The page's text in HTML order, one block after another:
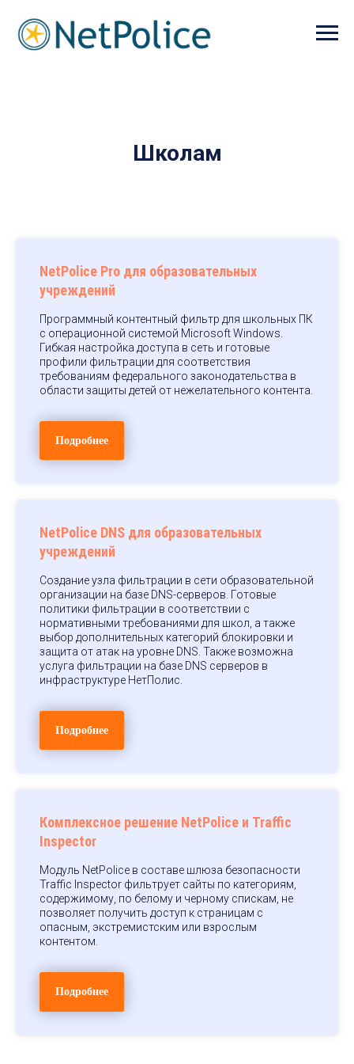
Школам
NetPolice Pro для образовательных
учреждений
Программный контентный фильтр для школьных ПК
с операционной системой Microsoft Windows.
Гибкая настройка доступа в сеть и готовые
профили фильтрации для соответствия
требованиям федерального законодательства в
области защиты детей от нежелательного контента.
Подробнее
NetPolice DNS для образовательных
учреждений
Создание узла фильтрации в сети образовательной
организации на базе DNS-серверов. Готовые
политики фильтрации в соответствии с
нормативными требованиями для школ, а также
выбор дополнительных категорий блокировки и
защита от атак на уровне DNS. Также возможна
услуга фильтрации на базе DNS серверов в
инфраструктуре НетПолис.
Подробнее
Комплексное решение NetPolice и Traffic
Inspector
Модуль NetPolice в составе шлюза безопасности
Traffic Inspector фильтрует сайты по категориям,
содержимому, по белому и черному спискам, не
позволяет получить доступ к страницам с
опасным, экстремистским или взрослым
контентом.
Подробнее